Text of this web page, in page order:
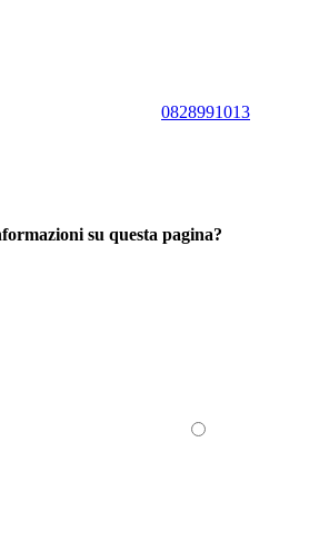
0828991013
su questa pagina?